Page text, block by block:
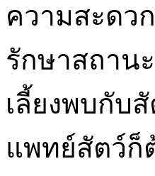
ความสะดว
รักษาสถาน
เลี้ยงพบกับ
แพทย์สัตว์ก็